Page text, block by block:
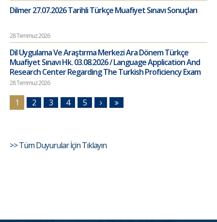
Dilmer 27.07.2026 Tarihli Türkçe Muafiyet Sınavı Sonuçları
28 Temmuz 2026
Dil Uygulama Ve Araştırma Merkezi Ara Dönem Türkçe
Muafiyet Sınavı Hk. 03.08.2026 / Language Application And
Research Center Regarding The Turkish Proficiency Exam
28 Temmuz 2026
1 2 3 4 5
>> Tüm Duyurular İçin Tıklayın